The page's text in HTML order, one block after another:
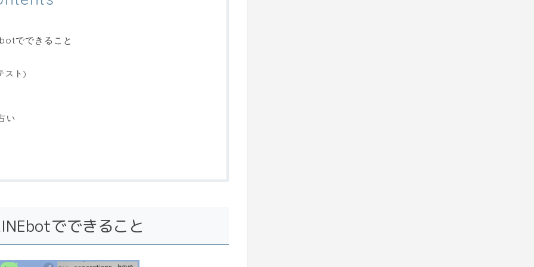
でできること
スト)
い
でできること